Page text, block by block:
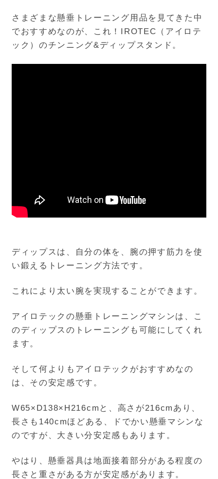
さまざまな懸垂トレーニング用品を見てきた中
でおすすめなのが、これ！IROTEC（アイロテ
ック）のチンニング&ディップスタンド。
ディップスは、自分の体を、腕の押す筋力を使
い鍛えるトレーニング方法です。
これにより太い腕を実現することができます。
アイロテックの懸垂トレーニングマシンは、こ
のディップスのトレーニングも可能にしてくれ
ます。
そして何よりもアイロテックがおすすめなの
は、その安定感です。
W65×D138×H216cmと、高さが216cmあり、
長さも140cmほどある、ドでかい懸垂マシンな
のですが、大きい分安定感もあります。
やはり、懸垂器具は地面接着部分がある程度の
長さと重さがある方が安定感があります。